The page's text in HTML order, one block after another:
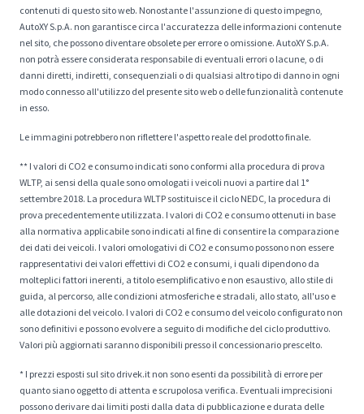
contenuti di questo sito web. Nonostante l'assunzione di questo impegno,
AutoXY S.p.A. non garantisce circa l'accuratezza delle informazioni contenute
nel sito, che possono diventare obsolete per errore o omissione. AutoXY S.p.A.
non potrà essere considerata responsabile di eventuali errori o lacune, o di
danni diretti, indiretti, consequenziali o di qualsiasi altro tipo di danno in ogni
modo connesso all'utilizzo del presente sito web o delle funzionalità contenute
in esso.
Le immagini potrebbero non riflettere l'aspetto reale del prodotto finale.
** I valori di CO2 e consumo indicati sono conformi alla procedura di prova
WLTP, ai sensi della quale sono omologati i veicoli nuovi a partire dal 1°
settembre 2018. La procedura WLTP sostituisce il ciclo NEDC, la procedura di
prova precedentemente utilizzata. I valori di CO2 e consumo ottenuti in base
alla normativa applicabile sono indicati al fine di consentire la comparazione
dei dati dei veicoli. I valori omologativi di CO2 e consumo possono non essere
rappresentativi dei valori effettivi di CO2 e consumi, i quali dipendono da
molteplici fattori inerenti, a titolo esemplificativo e non esaustivo, allo stile di
guida, al percorso, alle condizioni atmosferiche e stradali, allo stato, all'uso e
alle dotazioni del veicolo. I valori di CO2 e consumo del veicolo configurato non
sono definitivi e possono evolvere a seguito di modifiche del ciclo produttivo.
Valori più aggiornati saranno disponibili presso il concessionario prescelto.
* I prezzi esposti sul sito drivek.it non sono esenti da possibilità di errore per
quanto siano oggetto di attenta e scrupolosa verifica. Eventuali imprecisioni
possono derivare dai limiti posti dalla data di pubblicazione e durata delle